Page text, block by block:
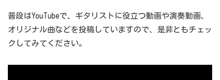
普段はYouTubeで、ギタリストに役立つ動画や演奏動画、
オリジナル曲などを投稿していますので、是非ともチェッ
クしてみてください。